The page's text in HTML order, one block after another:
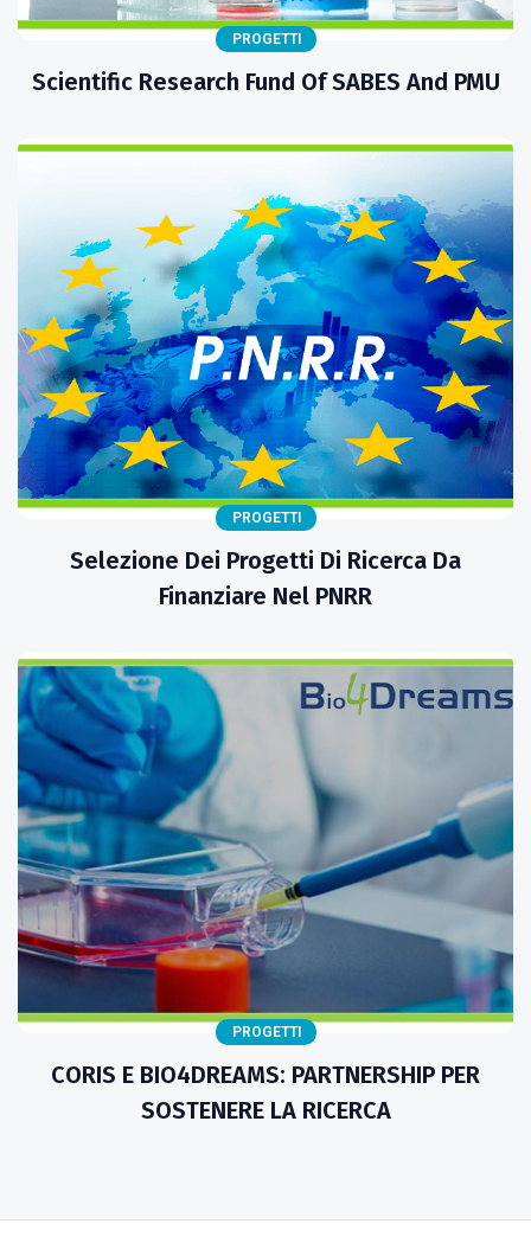
PROGETTI
Scientific Research Fund Of SABES And PMU
PROGETTI
Selezione Dei Progetti Di Ricerca Da
Finanziare Nel PNRR
PROGETTI
CORIS E BIO4DREAMS: PARTNERSHIP PER
SOSTENERE LA RICERCA